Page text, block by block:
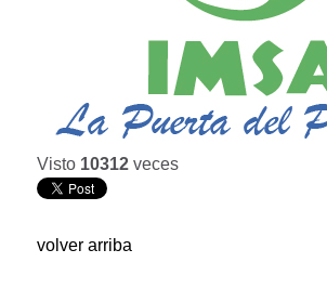
Visto 10312 veces
volver arriba